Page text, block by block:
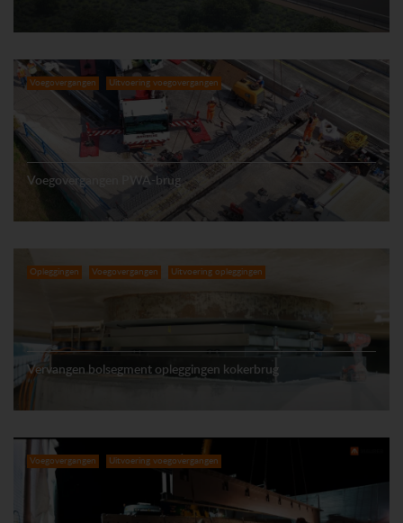
Voegovergangen Uitvoering voegovergangen
Voegovergangen PWA-brug
Opleggingen Voegovergangen Uitvoering opleggingen
Vervangen bolsegment opleggingen kokerbrug
Voegovergangen Uitvoering voegovergangen